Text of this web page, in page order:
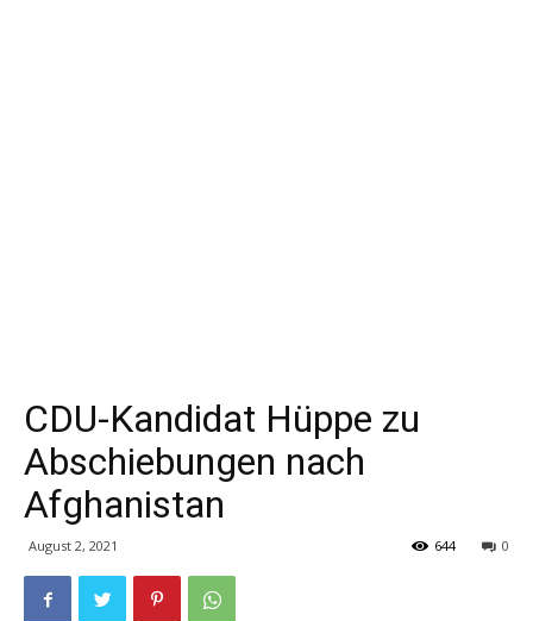
CDU-Kandidat Hüppe zu
Abschiebungen nach
Afghanistan
August 2, 2021 0
644